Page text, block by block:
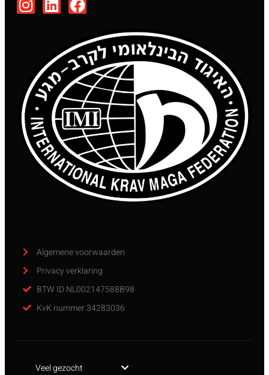
Algemene voorwaarden
Privacy verklaring
BTW ID NL002147588B98
KvK nummer 34283036
Veel gezocht